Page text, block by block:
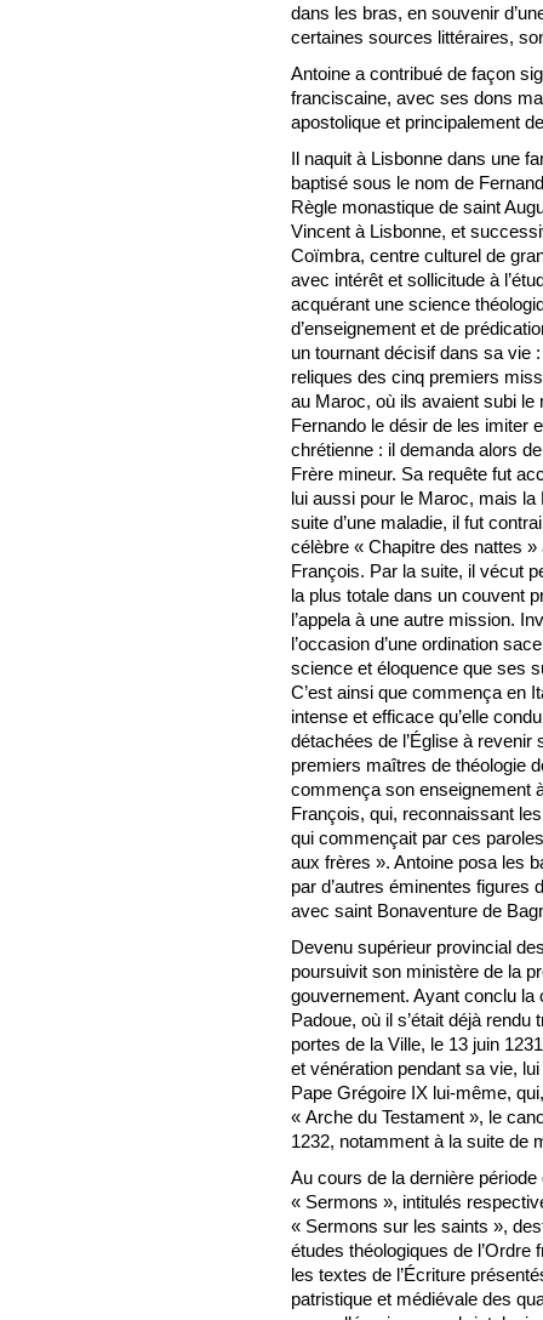
dans les bras, en souvenir
certaines sources littéraires,
Antoine a contribué de façon
franciscaine, avec ses dons
apostolique et principalement
Il naquit à Lisbonne dans une
baptisé sous le nom de
Règle monastique de saint
Vincent à Lisbonne, et
Coïmbra, centre culturel de
avec intérêt et sollicitude à
acquérant une science
d’enseignement et de
un tournant décisif dans sa vie
reliques des cinq premiers
au Maroc, où ils avaient subi
Fernando le désir de les imiter
chrétienne : il demanda alors
Frère mineur. Sa requête fut
lui aussi pour le Maroc, mais
suite d’une maladie, il fut
célèbre « Chapitre des nattes
François. Par la suite, il vécut
la plus totale dans un couvent
l’appela à une autre mission.
l’occasion d’une ordination
science et éloquence que ses
C’est ainsi que commença en
intense et efficace qu’elle
détachées de l’Église à
premiers maîtres de théologie
commença son enseignement
François, qui, reconnaissant
qui commençait par ces
aux frères ». Antoine posa les
par d’autres éminentes figures
avec saint Bonaventure de
Devenu supérieur provincial
poursuivit son ministère de la
gouvernement. Ayant conclu
Padoue, où il s’était déjà
portes de la Ville, le 13 juin
et vénération pendant sa vie,
Pape Grégoire IX lui-même,
« Arche du Testament », le
1232, notamment à la suite de
Au cours de la dernière
« Sermons », intitulés
« Sermons sur les saints »,
études théologiques de
les textes de l’Écriture
patristique et médiévale des